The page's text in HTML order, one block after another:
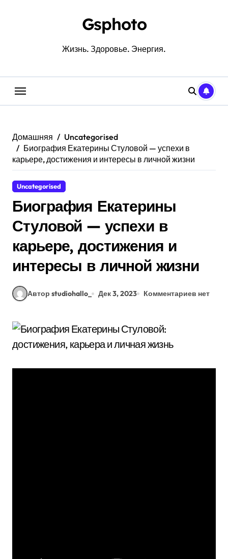
Gsphoto
Жизнь. Здоровье. Энергия.
Домашняя
Uncategorised
Биография Екатерины Стуловой — успехи в
карьере, достижения и интересы в личной жизни
Uncategorised
Биография Екатерины
Стуловой — успехи в
карьере, достижения и
интересы в личной жизни
Автор studiohallo_ Дек 3, 2023 Комментариев нет